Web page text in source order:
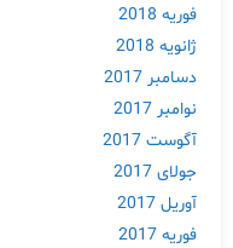
فوریه 2018
ژانویه 2018
دسامبر 2017
نوامبر 2017
آگوست 2017
جولای 2017
آوریل 2017
فوریه 2017